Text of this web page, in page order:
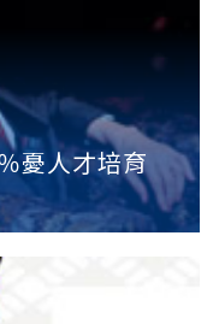
憂人才培育